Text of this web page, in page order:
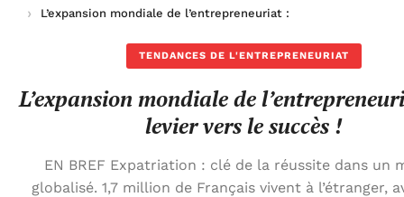
L’expansion mondiale de l’entrepreneuriat : un levier vers le
TENDANCES DE L'ENTREPRENEURIAT
L’expansion mondiale de
levier vers le succès !
EN BREF Expatriation : clé de la réussite dans un
globalisé. 1,7 million de Français vivent à l’étranger,